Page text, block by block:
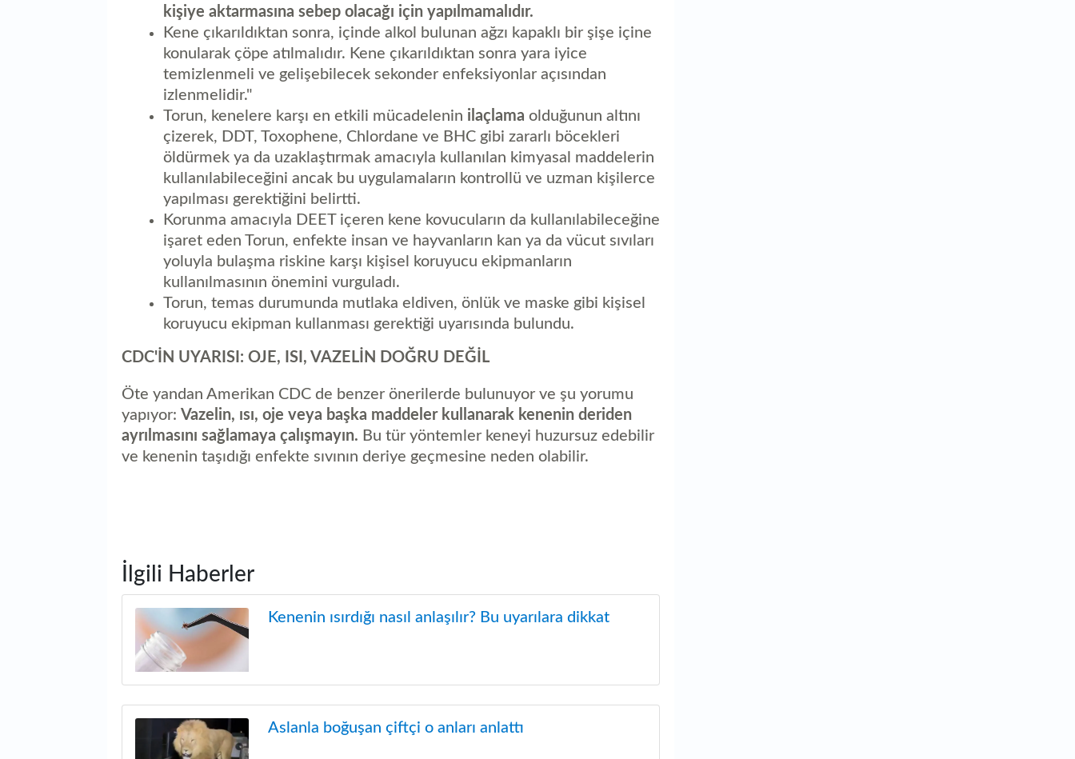
kişiye aktarmasına sebep olacağı için yapılmamalıdır.
Kene çıkarıldıktan sonra, içinde alkol bulunan ağzı kapaklı bir şişe içine
konularak çöpe atılmalıdır. Kene çıkarıldıktan sonra yara iyice
temizlenmeli ve gelişebilecek sekonder enfeksiyonlar açısından
izlenmelidir."
Torun, kenelere karşı en etkili mücadelenin ilaçlama olduğunun altını
çizerek, DDT, Toxophene, Chlordane ve BHC gibi zararlı böcekleri
öldürmek ya da uzaklaştırmak amacıyla kullanılan kimyasal maddelerin
kullanılabileceğini ancak bu uygulamaların kontrollü ve uzman kişilerce
yapılması gerektiğini belirtti.
Korunma amacıyla DEET içeren kene kovucuların da kullanılabileceğine
işaret eden Torun, enfekte insan ve hayvanların kan ya da vücut sıvıları
yoluyla bulaşma riskine karşı kişisel koruyucu ekipmanların
kullanılmasının önemini vurguladı.
Torun, temas durumunda mutlaka eldiven, önlük ve maske gibi kişisel
koruyucu ekipman kullanması gerektiği uyarısında bulundu.
CDC'İN UYARISI: OJE, ISI, VAZELİN DOĞRU DEĞİL
Öte yandan Amerikan CDC de benzer önerilerde bulunuyor ve şu yorumu
yapıyor: Vazelin, ısı, oje veya başka maddeler kullanarak kenenin deriden
ayrılmasını sağlamaya çalışmayın. Bu tür yöntemler keneyi huzursuz edebilir
ve kenenin taşıdığı enfekte sıvının deriye geçmesine neden olabilir.
İlgili Haberler
Kenenin ısırdığı nasıl anlaşılır? Bu uyarılara dikkat
Aslanla boğuşan çiftçi o anları anlattı